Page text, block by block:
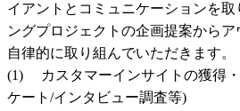
イアントとコミュニケーションを
ングプロジェクトの企画提案から
自律的に取り組んでいただきます。
(1)     カスタマーインサイトの獲得
ケート/インタビュー調査等)